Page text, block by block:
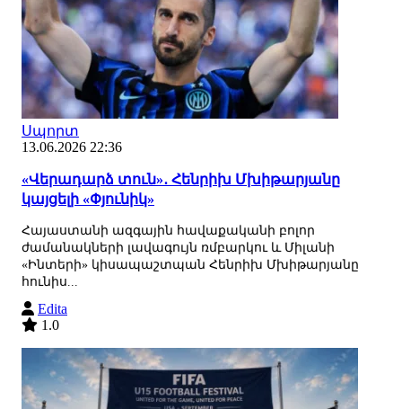
Սպորտ
13.06.2026 22:36
«Վերադարձ տուն»․ Հենրիխ Մխիթարյանը
կայցելի «Փյունիկ»
Հայաստանի ազգային հավաքականի բոլոր
ժամանակների լավագույն ռմբարկու և Միլանի
«Ինտերի» կիսապաշտպան Հենրիխ Մխիթարյանը
հունիս...
Edita
1.0